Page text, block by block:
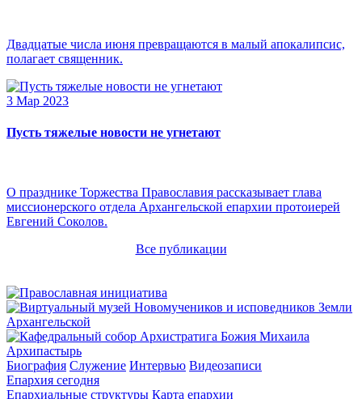
Двадцатые числа июня превращаются в малый апокалипсис,
полагает священник.
3 Мар 2023
Пусть тяжелые новости не угнетают
О празднике Торжества Православия рассказывает глава
миссионерского отдела Архангельской епархии протоиерей
Евгений Соколов.
Все публикации
Архипастырь
Биография Служение Интервью Видеозаписи
Епархия сегодня
Епархиальные структуры Карта епархии